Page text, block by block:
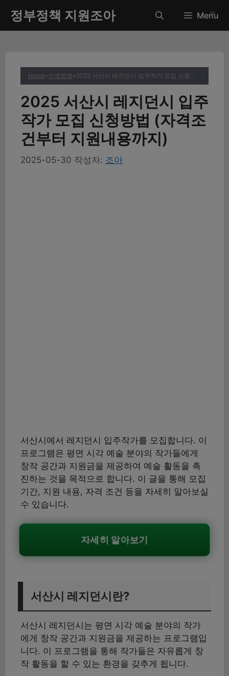
츠
정부정책 지원조아 Menu
Home»지역정책 » 2025 서산시 레지던시 입주작가 모집 신청방법 (자격조건부터 지원내용까지)
2025 서산시 레지던시 입주
작가 모집 신청방법 (자격조
건부터 지원내용까지)
2025-05-30 작성자: 조아
서산시에서 레지던시 입주작가를 모집합니다. 이
프로그램은 평면 시각 예술 분야의 작가들에게
창작 공간과 지원금을 제공하여 예술 활동을 촉
진하는 것을 목적으로 합니다. 이 글을 통해 모집
기간, 지원 내용, 자격 조건 등을 자세히 알아보실
수 있습니다.
자세히 알아보기
서산시 레지던시란?
서산시 레지던시는 평면 시각 예술 분야의 작가
에게 창작 공간과 지원금을 제공하는 프로그램입
니다. 이 프로그램을 통해 작가들은 자유롭게 창
작 활동을 할 수 있는 환경을 갖추게 됩니다.
✕